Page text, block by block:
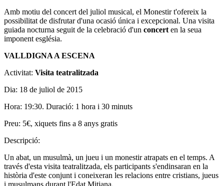
Amb motiu del concert del juliol musical, el Monestir t'ofereix la
possibilitat de disfrutar d'una ocasió única i excepcional. Una visita
guiada nocturna seguit de la celebració d'un concert en la seua
imponent església.
VALLDIGNA A ESCENA
Activitat: Visita teatralitzada
Dia: 18 de juliol de 2015
Hora: 19:30. Duració: 1 hora i 30 minuts
Preu: 5€, xiquets fins a 8 anys gratis
Descripció:
Un abat, un musulmà, un jueu i un monestir atrapats en el temps. A
través d'esta visita teatralitzada, els participants s'endinsaran en la
història d'este conjunt i coneixeran les relacions entre cristians, jueus
i musulmans durant l'Edat Mitjana.